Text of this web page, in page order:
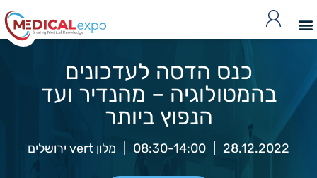
כנס הדסה לעדכונים
בהמטולוגיה – מהנדיר ועד
הנפוץ ביותר
28.12.2022
08:30-14:00 מלון vert ירושלים